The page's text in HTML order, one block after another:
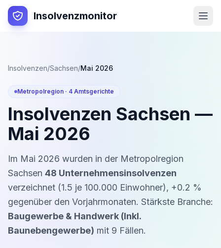
Insolvenzmonitor
Insolvenzen/Sachsen/Mai 2026
Metropolregion · 4 Amtsgerichte
Insolvenzen Sachsen —
Mai 2026
Im Mai 2026 wurden in der Metropolregion
Sachsen 48 Unternehmensinsolvenzen
verzeichnet (1.5 je 100.000 Einwohner), +0.2 %
gegenüber den Vorjahrmonaten. Stärkste Branche:
Baugewerbe & Handwerk (Inkl.
Baunebengewerbe) mit 9 Fällen.